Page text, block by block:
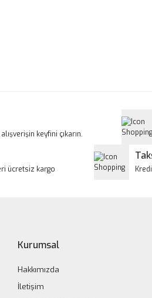
keyfini çıkarın.
ücretsiz kargo
Kurumsal
Hakkımızda
İletişim